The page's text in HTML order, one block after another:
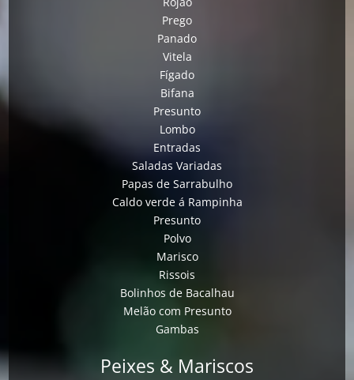
Prego
Panado
Vitela
Fígado
Bifana
Presunto
Lombo
Entradas
Saladas Variadas
Papas de Sarrabulho
Caldo verde á Rampinha
Presunto
Polvo
Marisco
Rissois
Bolinhos de Bacalhau
Melão com Presunto
Gambas
Peixes & Mariscos